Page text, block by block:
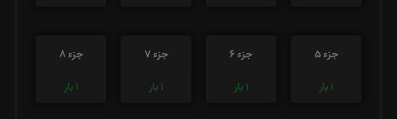
جزء 5
1 بار
جزء 6
1 بار
جزء 7
1 بار
جزء 8
1 بار